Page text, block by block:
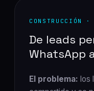
CONSTRUCCIÓN
De leads
WhatsApp
El problema: los